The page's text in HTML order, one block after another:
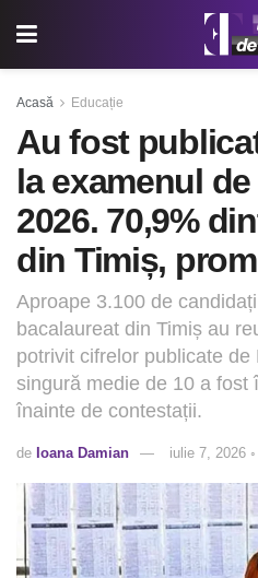
Acasă Educație
Au fost
la examenul
2026. 70,9%
din Timiș,
Aproape 3.100 de
bacalaureat din Timiș au
potrivit cifrelor publicate
singură medie de 10 a fost
înainte de contestații.
de Ioana Damian iulie 7, 2026